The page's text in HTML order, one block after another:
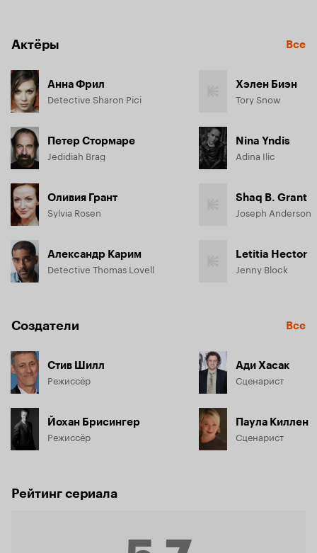
Актёры Все
Анна Фрил
Detective Sharon Pici
Петер Стормаре
Jedidiah Brag
Оливия Грант
Sylvia Rosen
Александр Карим
Detective Thomas Lovell
Хэлен Биэн
Tory Snow
Nina Yndis
Adina Ilic
Shaq B. Grant
Joseph Anderson
Letitia Hector
Jenny Block
Создатели Все
Стив Шилл
Режиссёр
Йохан Брисингер
Режиссёр
Ади Хасак
Сценарист
Паула Киллен
Сценарист
Рейтинг сериала